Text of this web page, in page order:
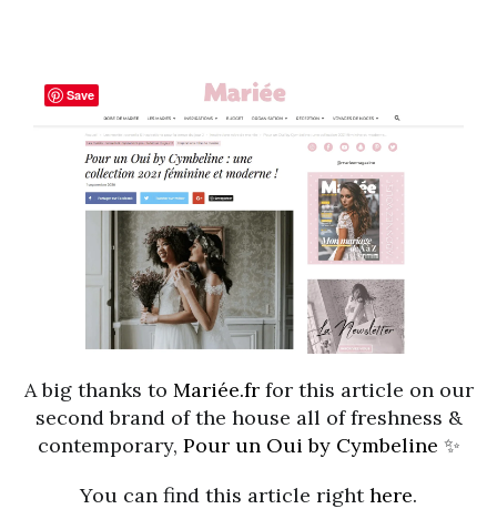
A big thanks to Mariée.frfor this article on our
second brand of the house all of freshness &
contemporary, Pour un Oui by Cymbeline ✨
You can find this article righthere.
Save